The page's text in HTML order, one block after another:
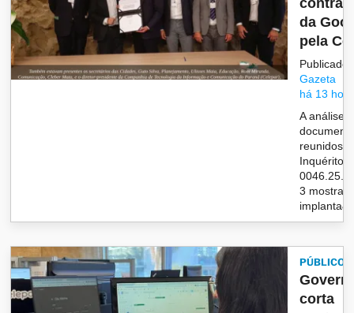
da
pela
Publicado
Gazeta
há 13
A análise
reunidos
Inquérito
3 mostra
PÚBLICO
corta